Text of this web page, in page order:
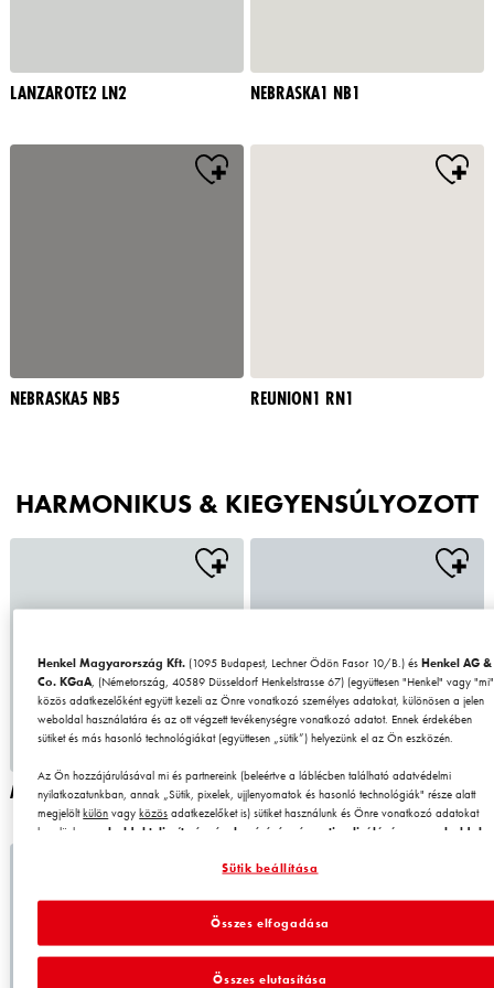
LANZAROTE2 LN2 NEBRASKA1 NB1
NEBRASKA5 NB5 REUNION1 RN1
HARMONIKUS & KIEGYENSÚLYOZOTT
ANTARCTICA2 AN2 ANTARCTICA6 AN6
Henkel Magyarország Kft.(1095 Budapest, Lechner Ödön Fasor 10/B.) ésHenkel AG &
Co. KGaA , (Németország, 40589 Düsseldorf Henkelstrasse 67) (együttesen "Henkel" vagy
közös adatkezelőként együtt kezeli az Önre vonatkozó személyes adatokat, különösen a jelen
weboldal használatára és az ott végzett tevékenységre vonatkozó adatot. Ennek érdekében
sütiket és más hasonló technológiákat (együttesen „sütik”) helyezünk el az Ön eszközén.
Az Ön hozzájárulásával mi és partnereink (beleértve a láblécben található adatvédelmi
nyilatkozatunkban, annak „Sütik, pixelek, ujjlenyomatok és hasonló technológiák" része alatt
megjelöltkülön vagyközös adatkezelőket is) sütiket használunk és Önre vonatkozó adatokat
kezelünk a
weboldal teljesítményének mérésére és optimalizálására, a weboldal
. Elemezzük a weboldal Ön (illetve a cég, amelynek Ön az
tevékenységeket, és ezek alapján nyomon követjük termékeink harmadik fél weboldalán történő
megvásárlását, karbantartjuk az üzleti szereplőkre vonatkozó adatainkat, és egyéni profilokat
hozunk létre Önről, amelyeket harmadik felektől és más weboldalakról származó adatokkal
egészíthetünk ki. Ezeket a profilokat személyre szabott hirdetési tevékenységre használjuk,
különösen arra, hogy az Ön vagy az Ön háztartásához rendelt eszközökön keresztül az Ön
Sütik beállítása
Összes elutasítása
Összes elfogadása